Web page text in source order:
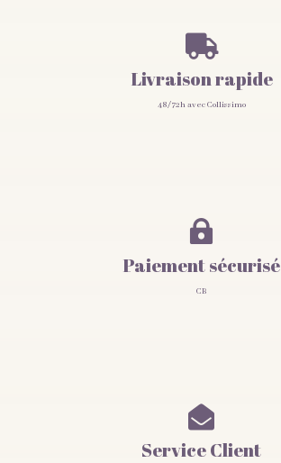

Livraison rapide
48/72h avec Collissimo

Paiement sécurisé
CB

Service Client